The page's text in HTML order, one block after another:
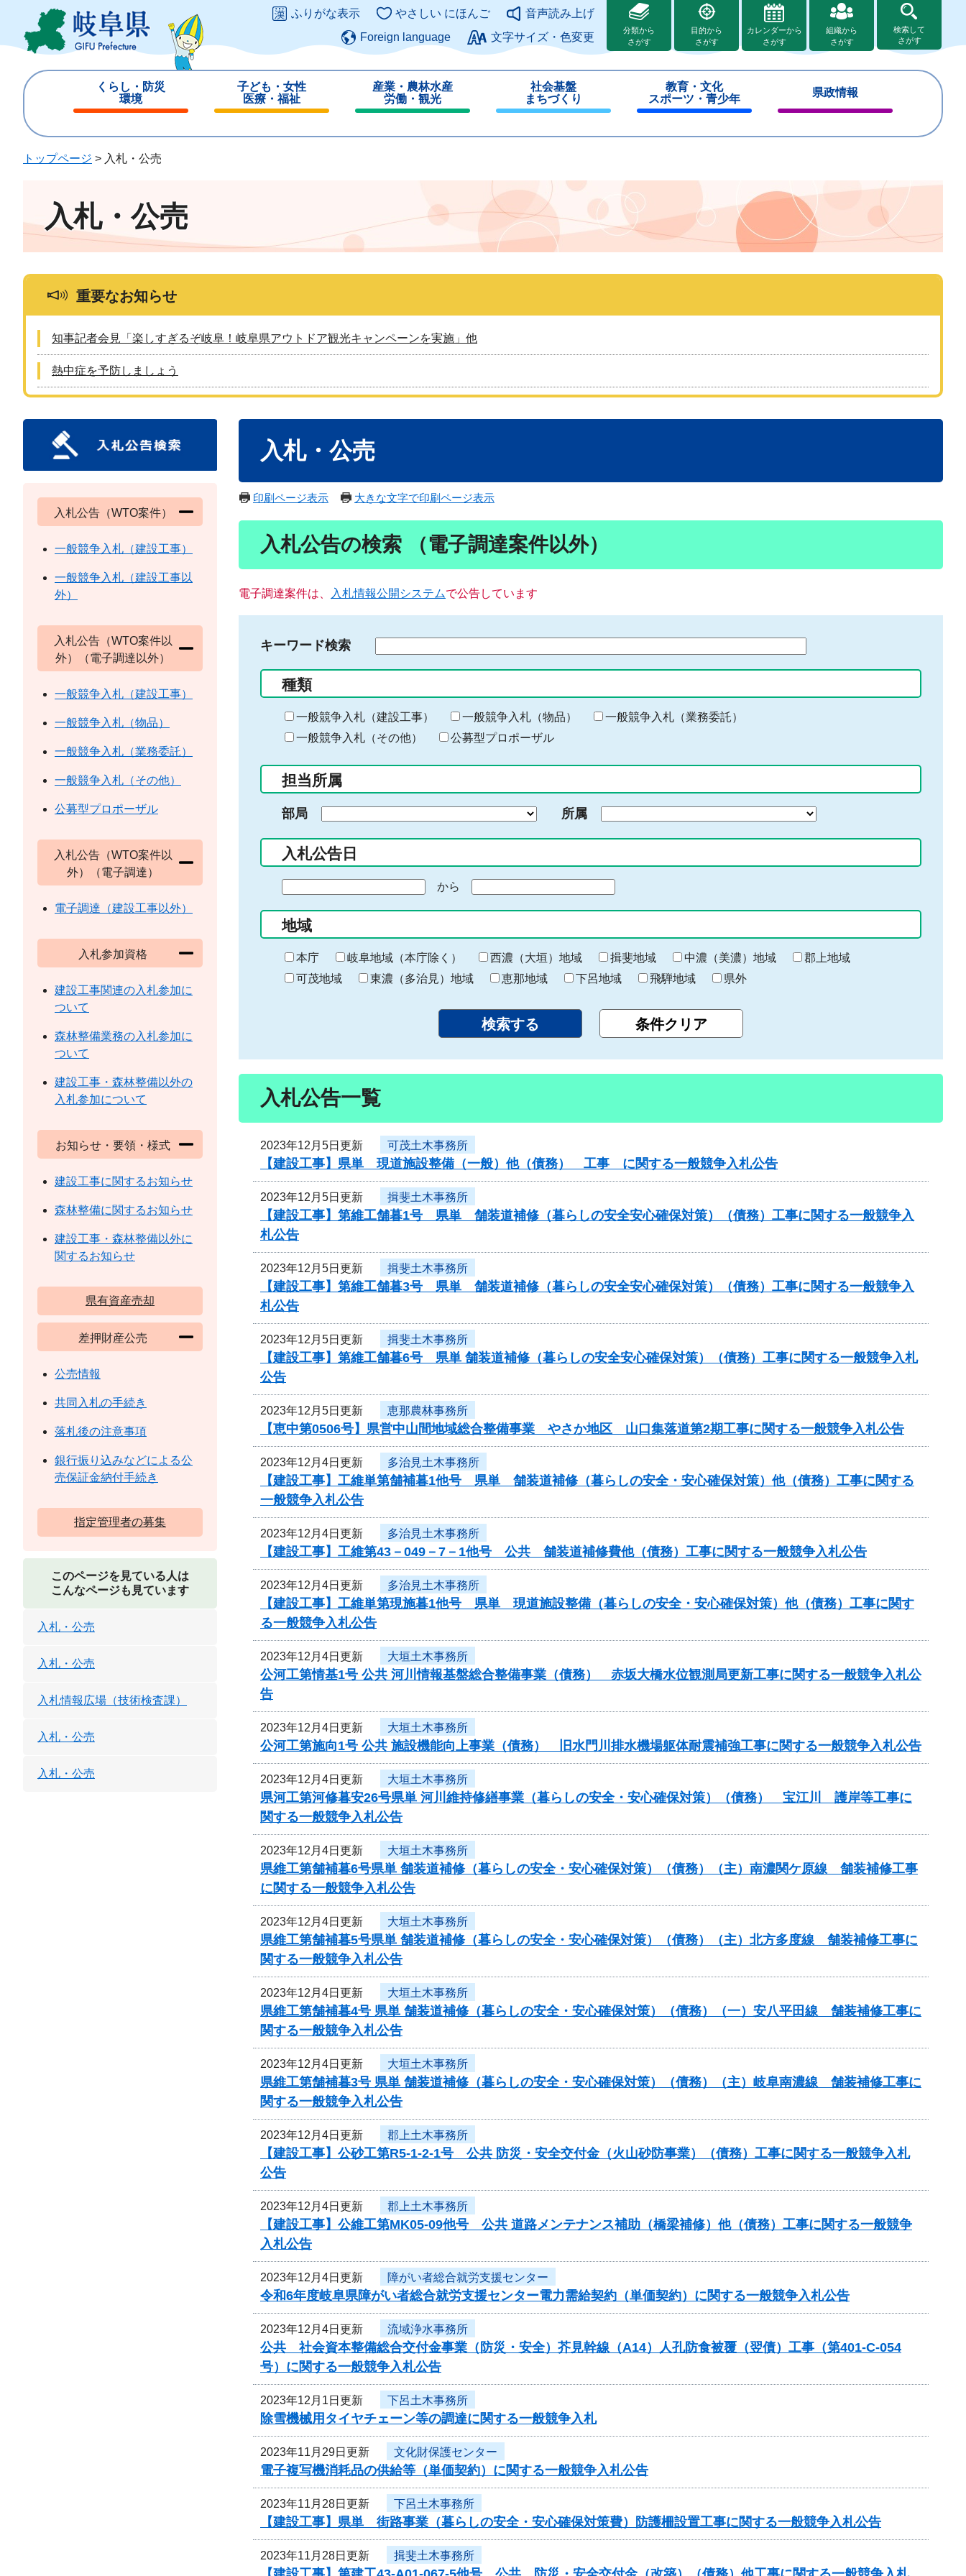
ジ
ュ
このページの本文へ
ふりがな表示 やさしい にほんご
音声読み上げ
Foreign language
文字サイズ・色変更
分類から
さがす
目的から
さがす
カレンダーから
さがす
組織から
さがす
検索して
さがす
くらし・防災
環境
じ
子ども・女性
医療・福祉
じ
産業・農林水産
労働・観光
じ
社会基盤
まちづくり
じ
教育・文化
スポーツ・青少年
じ
県政情報
じ
トップページ > 入札・公売
入札・公売
重要なお知らせ
知事記者会見「楽しすぎるぞ岐阜！岐阜県アウトドア観光キャンペーンを実施」他
熱中症を予防しましょう
入札・公売
印刷ページ表示 大きな文字で印刷ページ表示
入札公告の検索 （電子調達案件以外）
電子調達案件は、 入札情報公開システムで公告しています
キーワード検索
る
キ
ー
ー
入
力
種類
一般競争入札（建設工事） 一般競争入札（物品）
一般競争入札（業務委託）
一般競争入札（その他）
公募型プロポーザル
担当所属
部局 所属
入札公告日
の
始
ま
り
から
終
わ
り
地域
本庁 岐阜地域（本庁除く） 西濃（大垣）地域 揖斐地域 中濃（美濃）地域
郡上地域
可茂地域
東濃（多治見）地域 恵那地域 下呂地域 飛騨地域 県外
入札公告一覧
2023年12月5日更新 可茂土木事務所
【建設工事】県単 現道施設整備（一般）他（債務） 工事 に関する一般競争入札公告
2023年12月5日更新 揖斐土木事務所
【建設工事】第維工舗暮1号 県単 舗装道補修（暮らしの安全安心確保対策）（債務）工事に関する一般競争入
札公告
2023年12月5日更新 揖斐土木事務所
【建設工事】第維工舗暮3号 県単 舗装道補修（暮らしの安全安心確保対策）（債務）工事に関する一般競争入
札公告
2023年12月5日更新 揖斐土木事務所
【建設工事】第維工舗暮6号 県単 舗装道補修（暮らしの安全安心確保対策）（債務）工事に関する一般競争入札
公告
2023年12月5日更新 恵那農林事務所
【恵中第0506号】県営中山間地域総合整備事業 やさか地区 山口集落道第2期工事に関する一般競争入札公告
2023年12月4日更新 多治見土木事務所
【建設工事】工維単第舗補暮1他号 県単 舗装道補修（暮らしの安全・安心確保対策）他（債務）工事に関する
一般競争入札公告
2023年12月4日更新 多治見土木事務所
【建設工事】工維第43－049－7－1他号 公共 舗装道補修費他（債務）工事に関する一般競争入札公告
2023年12月4日更新 多治見土木事務所
【建設工事】工維単第現施暮1他号 県単 現道施設整備（暮らしの安全・安心確保対策）他（債務）工事に関す
る一般競争入札公告
2023年12月4日更新 大垣土木事務所
公河工第情基1号 公共 河川情報基盤総合整備事業（債務） 赤坂大橋水位観測局更新工事に関する一般競争入札公
告
2023年12月4日更新 大垣土木事務所
公河工第施向1号 公共 施設機能向上事業（債務） 旧水門川排水機場躯体耐震補強工事に関する一般競争入札公告
2023年12月4日更新 大垣土木事務所
県河工第河修暮安26号県単 河川維持修繕事業（暮らしの安全・安心確保対策）（債務） 宝江川 護岸等工事に
関する一般競争入札公告
2023年12月4日更新 大垣土木事務所
県維工第舗補暮6号県単 舗装道補修（暮らしの安全・安心確保対策）（債務）（主）南濃関ケ原線 舗装補修工事
に関する一般競争入札公告
2023年12月4日更新 大垣土木事務所
県維工第舗補暮5号県単 舗装道補修（暮らしの安全・安心確保対策）（債務）（主）北方多度線 舗装補修工事に
関する一般競争入札公告
2023年12月4日更新 大垣土木事務所
県維工第舗補暮4号 県単 舗装道補修（暮らしの安全・安心確保対策）（債務）（一）安八平田線 舗装補修工事に
関する一般競争入札公告
2023年12月4日更新 大垣土木事務所
県維工第舗補暮3号 県単 舗装道補修（暮らしの安全・安心確保対策）（債務）（主）岐阜南濃線 舗装補修工事に
関する一般競争入札公告
2023年12月4日更新 郡上土木事務所
【建設工事】公砂工第R5-1-2-1号 公共 防災・安全交付金（火山砂防事業）（債務）工事に関する一般競争入札
公告
2023年12月4日更新 郡上土木事務所
【建設工事】公維工第MK05-09他号 公共 道路メンテナンス補助（橋梁補修）他（債務）工事に関する一般競争
入札公告
2023年12月4日更新 障がい者総合就労支援センター
令和6年度岐阜県障がい者総合就労支援センター電力需給契約（単価契約）に関する一般競争入札公告
2023年12月4日更新 流域浄水事務所
公共 社会資本整備総合交付金事業（防災・安全）芥見幹線（A14）人孔防食被覆（翌債）工事（第401-C-054
号）に関する一般競争入札公告
2023年12月1日更新 下呂土木事務所
除雪機械用タイヤチェーン等の調達に関する一般競争入札
2023年11月29日更新 文化財保護センター
電子複写機消耗品の供給等（単価契約）に関する一般競争入札公告
2023年11月28日更新 下呂土木事務所
【建設工事】県単 街路事業（暮らしの安全・安心確保対策費）防護柵設置工事に関する一般競争入札公告
2023年11月28日更新 揖斐土木事務所
入札公告（WTO案件）
一般競争入札（建設工事）
一般競争入札（建設工事以
外）
入札公告（WTO案件以
外）（電子調達以外）
一般競争入札（建設工事）
一般競争入札（物品）
一般競争入札（業務委託）
一般競争入札（その他）
公募型プロポーザル
入札公告（WTO案件以
外）（電子調達）
電子調達（建設工事以外）
入札参加資格
建設工事関連の入札参加に
ついて
森林整備業務の入札参加に
ついて
建設工事・森林整備以外の
入札参加について
お知らせ・要領・様式
建設工事に関するお知らせ
森林整備に関するお知らせ
建設工事・森林整備以外に
関するお知らせ
県有資産売却
差押財産公売
公売情報
共同入札の手続き
落札後の注意事項
銀行振り込みなどによる公
売保証金納付手続き
指定管理者の募集
このページを見ている人は
こんなページも見ています
入札・公売
入札・公売
入札情報広場（技術検査課）
入札・公売
入札・公売